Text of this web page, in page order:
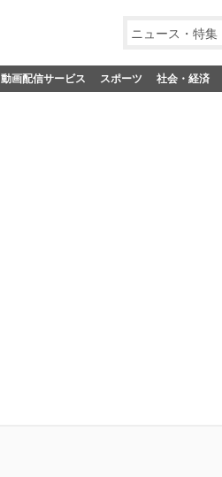
ニュース・特集
動画配信サービス スポーツ 社会・経済